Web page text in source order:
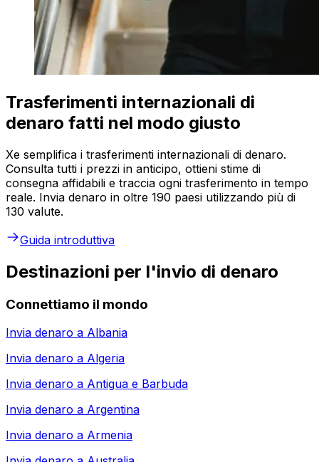
Trasferimenti internazionali di
denaro fatti nel modo giusto
Xe semplifica i trasferimenti internazionali di denaro.
Consulta tutti i prezzi in anticipo, ottieni stime di
consegna affidabili e traccia ogni trasferimento in tempo
reale. Invia denaro in oltre 190 paesi utilizzando più di
130 valute.
Guida introduttiva
Destinazioni per l'invio di denaro
Connettiamo il mondo
Invia denaro a Albania
Invia denaro a Algeria
Invia denaro a Antigua e Barbuda
Invia denaro a Argentina
Invia denaro a Armenia